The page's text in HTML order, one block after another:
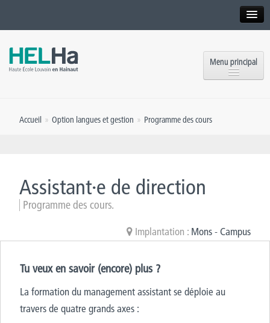
Formation continue et Recherche
Presse
Menu principal
Implantations
OEH
Accueil » Option langues et gestion » Programme des cours
Assistant·e de direction
Programme des cours.
Implantation : Mons - Campus
Tu veux en savoir (encore) plus ?
La formation du management assistant se déploie au
travers de quatre grands axes :